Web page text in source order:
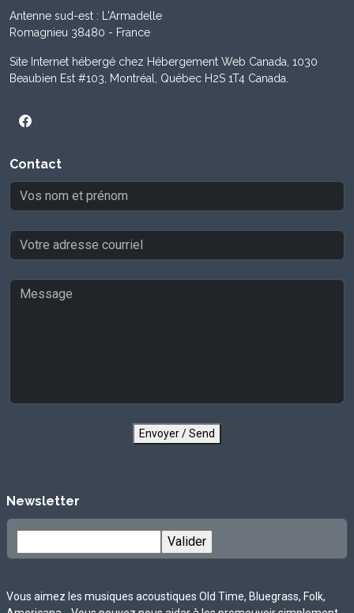
Antenne sud-est : L'Armadelle
Romagnieu 38480 - France
Site Internet hébergé chez Hébergement Web Canada, 1030
Beaubien Est #103, Montréal, Québec H2S 1T4 Canada.
Contact
Envoyer / Send
Newsletter
Vous aimez les musiques acoustiques Old Time, Bluegrass, Folk,